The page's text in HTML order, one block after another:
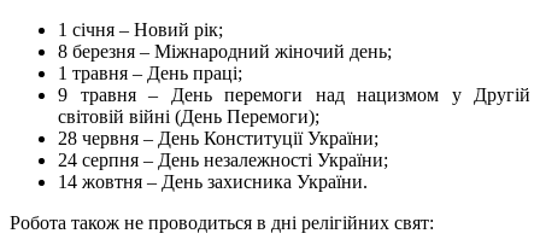
1 січня – Новий рік;
8 березня – Міжнародний жіночий день;
1 травня – День праці;
9 травня – День перемоги над нацизмом у Другій
світовій війні (День Перемоги);
28 червня – День Конституції України;
24 серпня – День незалежності України;
14 жовтня – День захисника України.
Робота також не проводиться в дні релігійних свят: